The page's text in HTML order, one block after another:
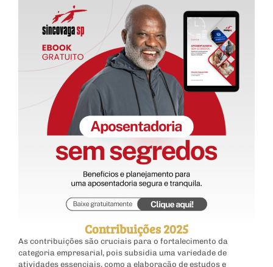
Contribuições 2025
As contribuições são cruciais para o fortalecimento da
categoria empresarial, pois subsidia uma variedade de
atividades essenciais, como a elaboração de estudos e